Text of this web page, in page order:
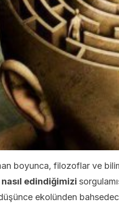
boyunca, filozoflar ve
edindiğimizi
ekolünden